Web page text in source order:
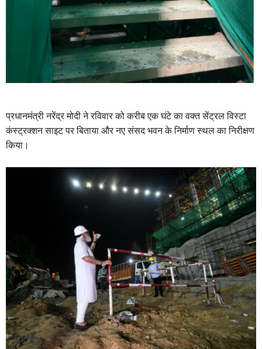
प्रधानमंत्री नरेंद्र मोदी ने रविवार को करीब एक घंटे का वक्त सेंट्रल विस्टा
कंस्ट्रक्शन साइट पर बिताया और नए संसद भवन के निर्माण स्थल का निरीक्षण
किया।